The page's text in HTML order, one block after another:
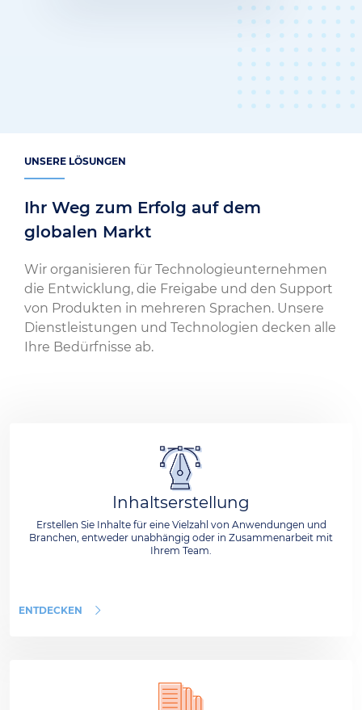
UNSERE LÖSUNGEN
Ihr Weg zum Erfolg auf dem
globalen Markt
Wir organisieren für Technologieunternehmen
die Entwicklung, die Freigabe und den Support
von Produkten in mehreren Sprachen. Unsere
Dienstleistungen und Technologien decken alle
Ihre Bedürfnisse ab.
Inhaltserstellung
Erstellen Sie Inhalte für eine Vielzahl von Anwendungen und
Branchen, entweder unabhängig oder in Zusammenarbeit mit
Ihrem Team.
ENTDECKEN